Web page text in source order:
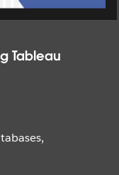
Tableau